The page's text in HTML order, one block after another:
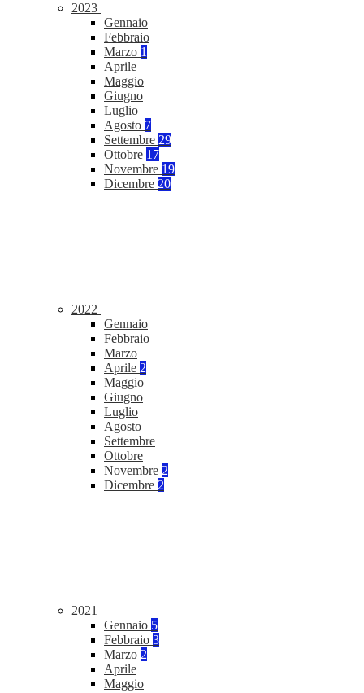
2023
Gennaio
Febbraio
Marzo 1
Aprile
Maggio
Giugno
Luglio
Agosto 7
Settembre 29
Ottobre 17
Novembre 19
Dicembre 20
2022
Gennaio
Febbraio
Marzo
Aprile 2
Maggio
Giugno
Luglio
Agosto
Settembre
Ottobre
Novembre 2
Dicembre 2
2021
Gennaio 5
Febbraio 3
Marzo 2
Aprile
Maggio